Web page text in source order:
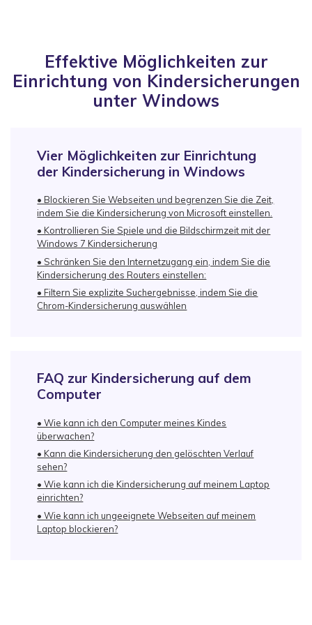
Effektive Möglichkeiten zur
Einrichtung von Kindersicherungen
unter Windows
Vier Möglichkeiten zur Einrichtung
der Kindersicherung in Windows
• Blockieren Sie Webseiten und begrenzen Sie die Zeit,
indem Sie die Kindersicherung von Microsoft einstellen.
• Kontrollieren Sie Spiele und die Bildschirmzeit mit der
Windows 7 Kindersicherung
• Schränken Sie den Internetzugang ein, indem Sie die
Kindersicherung des Routers einstellen:
• Filtern Sie explizite Suchergebnisse, indem Sie die
Chrom-Kindersicherung auswählen
FAQ zur Kindersicherung auf dem
Computer
• Wie kann ich den Computer meines Kindes
überwachen?
• Kann die Kindersicherung den gelöschten Verlauf
sehen?
• Wie kann ich die Kindersicherung auf meinem Laptop
einrichten?
• Wie kann ich ungeeignete Webseiten auf meinem
Laptop blockieren?